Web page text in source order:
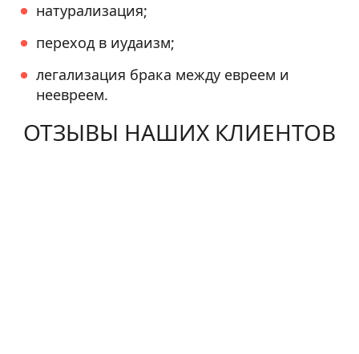
натурализация;
переход в иудаизм;
легализация брака между евреем и
неевреем.
ОТЗЫВЫ НАШИХ КЛИЕНТОВ